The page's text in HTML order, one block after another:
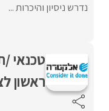
נדרש ניסיון והיכרות ...
טכנאי /
ראשון לציון